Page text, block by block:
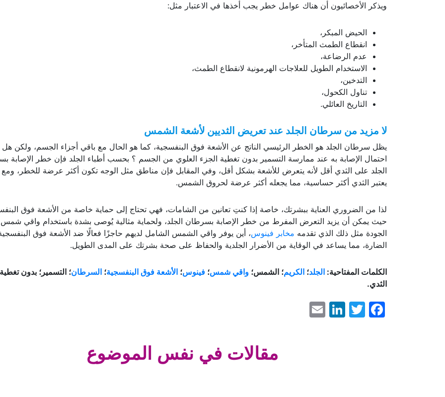
ويذكر الأخصائيون أن هناك عوامل خطر يجب أخذها في الاعتبار مثل:
الحيض المبكر،
انقطاع الطمث المتأخر،
عدم الرضاعة،
الاستخدام الطويل للعلاجات الهرمونية لانقطاع الطمث،
التدخين،
تناول الكحول،
التاريخ العائلي.
لا مزيد من سرطان الجلد عند تعريض الثديين لأشعة الشمس
يظل سرطان الجلد هو الخطر الرئيسي الناتج عن الأشعة فوق البنفسجية، كما هو الحال مع باقي أجزاء الجسم، ولكن هل
احتمال الإصابة به عند ممارسة التسمير بدون تغطية الجزء العلوي من الجسم ؟ بحسب أطباء الجلد فإن خطر الإصابة
الجلد على الثدي أقل لأنه يتعرض للأشعة بشكل أقل، وفي المقابل فإن مناطق مثل الوجه تكون أكثر عرضة للخطر،
يعتبر الثدي أكثر حساسية، مما يجعله أكثر عرضة لحروق الشمس.
لذا من الضروري العناية ببشرتك، خاصة إذا كنتِ تعانين من الشامات، فهي تحتاج إلى حماية خاصة من الأشعة فوق
حيث يمكن أن يزيد التعرض المفرط من خطر الإصابة بسرطان الجلد، ولحماية مثالية يُوصى بشدة باستخدام واقي
الجودة مثل ذلك الذي تقدمه مخابر فينوس، أين يوفر واقي الشمس الشامل لديهم حاجزًا فعالًا ضد الأشعة فوق
الضارة، مما يساعد في الوقاية من الأضرار الجلدية والحفاظ على صحة بشرتك على المدى الطويل.
الكلمات المفتاحية: الجلد؛ الكريم؛ الشمس؛ واقي شمس؛ فينوس؛ الأشعة فوق البنفسجية؛ السرطان؛ التسمير؛ بدون
الثدي.
Facebook
Twitter
LinkedIn
مقالات في نفس الموضوع